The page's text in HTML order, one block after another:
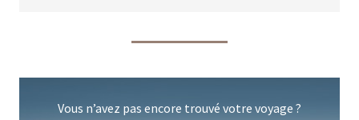
Vous n’avez pas encore trouvé votre voyage ?